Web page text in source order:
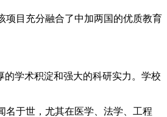
项目充分融合了中加两国的优质教育
学术积淀和强大的科研实力。学校
名于世，尤其在医学、法学、工程